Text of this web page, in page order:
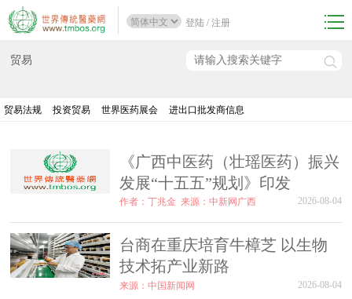
登陆 / 注册
贸易
贸易法规 投资贸易 世界医药展会 进出口批发商信息
《广西中医药（壮瑶医药）振兴
发展“十五五”规划》印发
作者：丁兆金 来源：中新网广西 2026-08-04
台商在重庆培育牛樟芝 以生物
技术拓产业新路
来源：中国新闻网 2026-08-04